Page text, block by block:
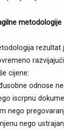
metodologije
rezultat
cijene:
odnose
iscrpnu
nego
nego